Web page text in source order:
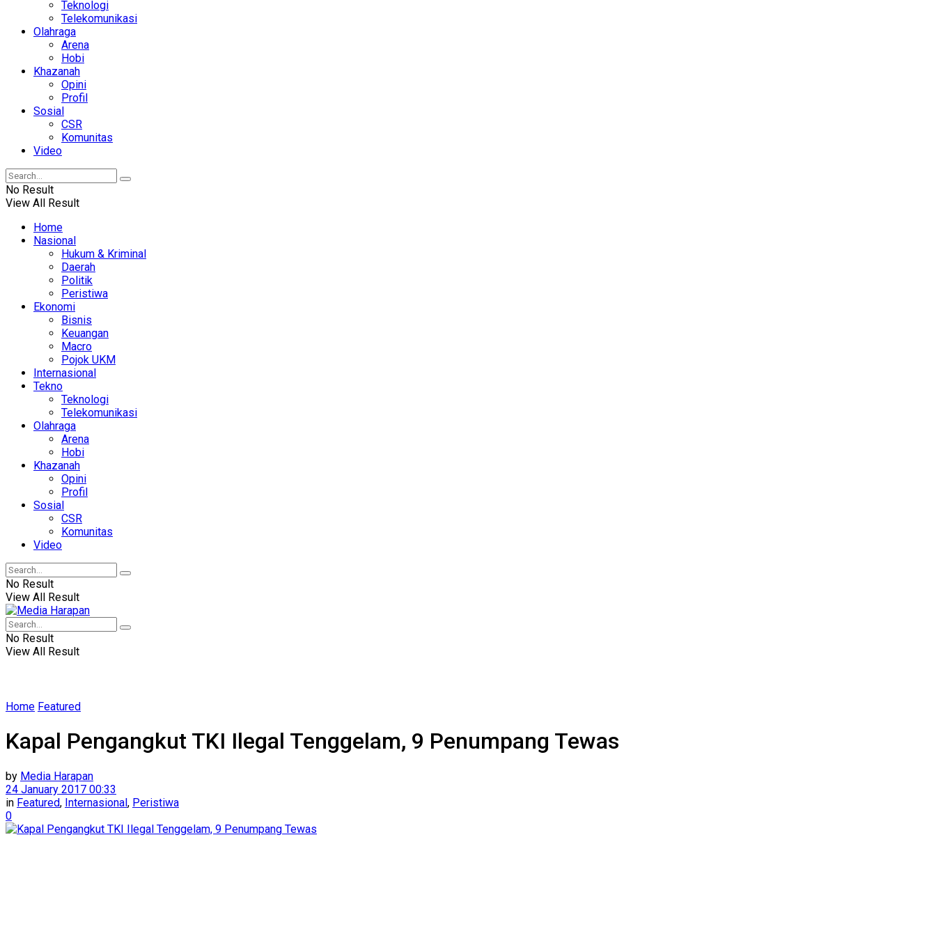
Teknologi
Telekomunikasi
Olahraga
Arena
Hobi
Khazanah
Opini
Profil
Sosial
CSR
Komunitas
Video
No Result
View All Result
Home
Nasional
Hukum & Kriminal
Daerah
Politik
Peristiwa
Ekonomi
Bisnis
Keuangan
Macro
Pojok UKM
Internasional
Tekno
Teknologi
Telekomunikasi
Olahraga
Arena
Hobi
Khazanah
Opini
Profil
Sosial
CSR
Komunitas
Video
No Result
View All Result
No Result
View All Result
Home Featured
Kapal Pengangkut TKI Ilegal Tenggelam, 9 Penumpang Tewas
by Media Harapan
24 January 2017 00:33
in Featured, Internasional, Peristiwa
0